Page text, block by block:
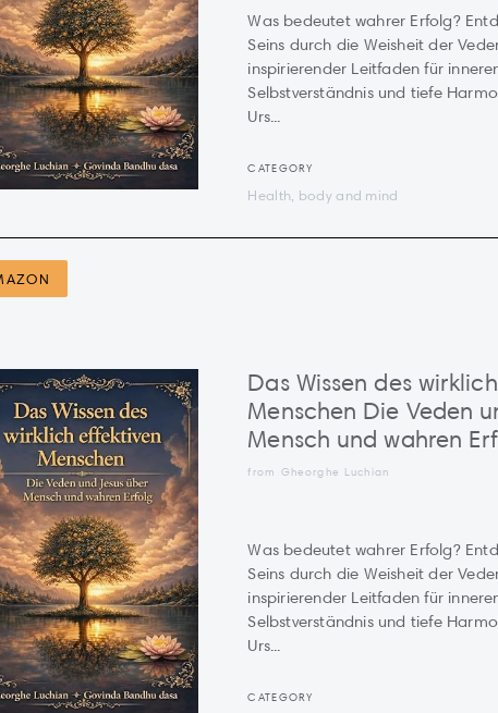
Was bedeutet wahrer Erfolg?
Seins durch die Weisheit der
inspirierender Leitfaden für
Selbstverständnis und tiefe
Urs...
CATEGORY
Health, body and mind
Das Wissen des
Menschen Die Veden
Mensch und wahren
from Gheorghe Luchian
Was bedeutet wahrer Erfolg?
Seins durch die Weisheit der
inspirierender Leitfaden für
Selbstverständnis und tiefe
Urs...
CATEGORY